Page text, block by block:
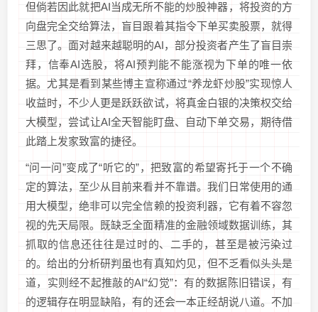
但倘若因此就把AI当成无所不能的炒股神器，将投资的方
向盘完全交给算法，盲目跟着其指令下单买卖股票，就得
三思了。面对越来越聪明的AI，部分投资者产生了盲目崇
拜，信奉AI选股，将AI预判能不能涨视为下单的唯一依
据。尤其是看到某些博主宣称通过“养龙虾炒股”实现惊人
收益时，不少人更是跃跃欲试，将真金白银的决策权交给
大模型，尝试让AI全天智能盯盘、自动下单交易，期待借
此踏上发家致富的捷径。
“问一问”变成了“听它的”，把致富的希望寄托于一个不确
定的算法，至少从目前来看并不靠谱。我们日常使用的通
用大模型，绝非可以完全信赖的投资利器，它有着不容忽
视的先天局限。既缺乏全面精准的金融领域数据训练，其
抓取的信息还往往是过时的、二手的，甚至是被污染过
的。给出的分析研判虽也有真知灼见，但不乏看似头头是
道，实则经不起推敲的AI“幻觉”：有的数据陈旧错误，有
的逻辑存在明显缺陷，有的还会一本正经胡说八道。不加